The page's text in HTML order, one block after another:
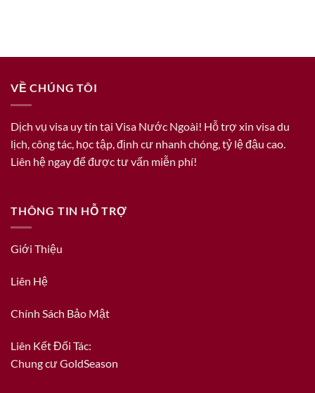
VỀ CHÚNG TÔI
Dịch vụ visa uy tín tại Visa Nước Ngoài! Hỗ trợ xin visa du
lịch, công tác, học tập, định cư nhanh chóng, tỷ lệ đậu cao.
Liên hệ ngay để được tư vấn miễn phí!
THÔNG TIN HỖ TRỢ
Giới Thiệu
Liên Hệ
Chính Sách Bảo Mật
Liên Kết Đối Tác:
Chung cư GoldSeason